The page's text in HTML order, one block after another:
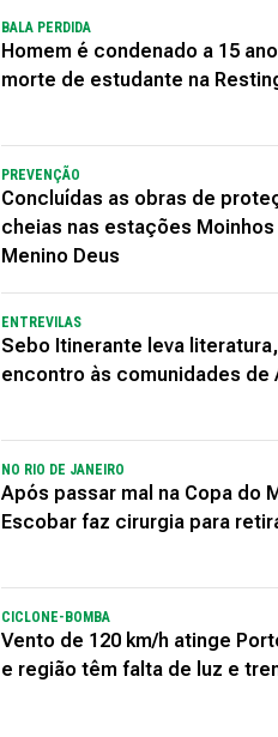
BALA PERDIDA
Homem é condenado a 15
morte de estudante na
PREVENÇÃO
Concluídas as obras de
cheias nas estações
Menino Deus
ENTREVILAS
Sebo Itinerante leva
encontro às comunidades de
NO RIO DE JANEIRO
Após passar mal na Copa do
Escobar faz cirurgia para
CICLONE-BOMBA
Vento de 120 km/h atinge
e região têm falta de luz e